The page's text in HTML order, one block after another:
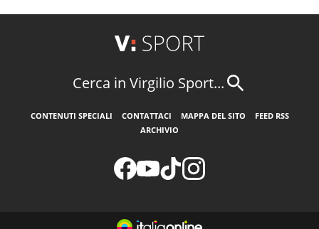
Cerca in Virgilio Sport...
CONTENUTI SPECIALI CONTATTACI MAPPA DEL SITO
FEED RSS
ARCHIVIO